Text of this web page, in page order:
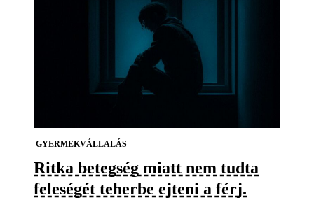
GYERMEKVÁLLALÁS
Ritka betegség miatt nem tudta
feleségét teherbe ejteni a férj.